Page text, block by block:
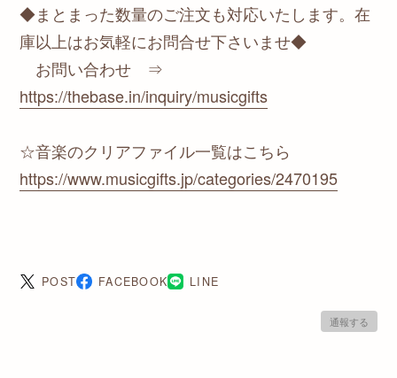
◆まとまった数量のご注文も対応いたします。在
庫以上はお気軽にお問合せ下さいませ◆
お問い合わせ ⇒
https://thebase.in/inquiry/musicgifts
☆音楽のクリアファイル一覧はこちら
https://www.musicgifts.jp/categories/2470195
POST FACEBOOK LINE
通報する